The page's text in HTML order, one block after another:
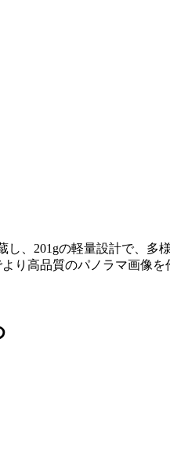
し、201gの軽量設計で、
り高品質のパノラマ画像を